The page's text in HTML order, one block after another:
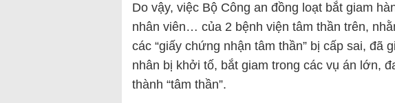
Do vậy, việc Bộ Công an đồng loạt bắt giam
nhân viên… của 2 bệnh viện tâm thần trên,
các “giấy chứng nhận tâm thần” bị cấp sai, đã
nhân bị khởi tố, bắt giam trong các vụ án lớn,
thành “tâm thần”.